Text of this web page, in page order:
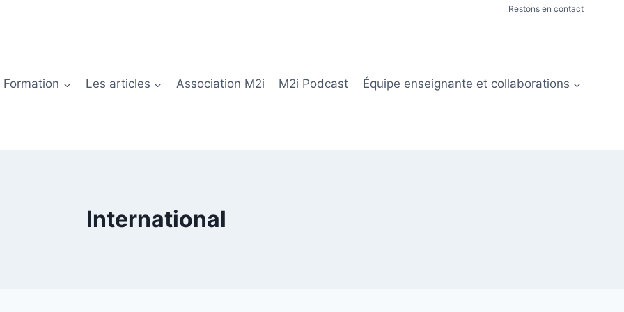
Restons en contact
Formation Les articles Association M2i M2i Podcast Équipe enseignante et collaborations
International